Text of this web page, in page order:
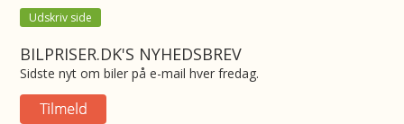
Udskriv side
BILPRISER.DK'S NYHEDSBREV
Sidste nyt om biler på e-mail hver fredag.